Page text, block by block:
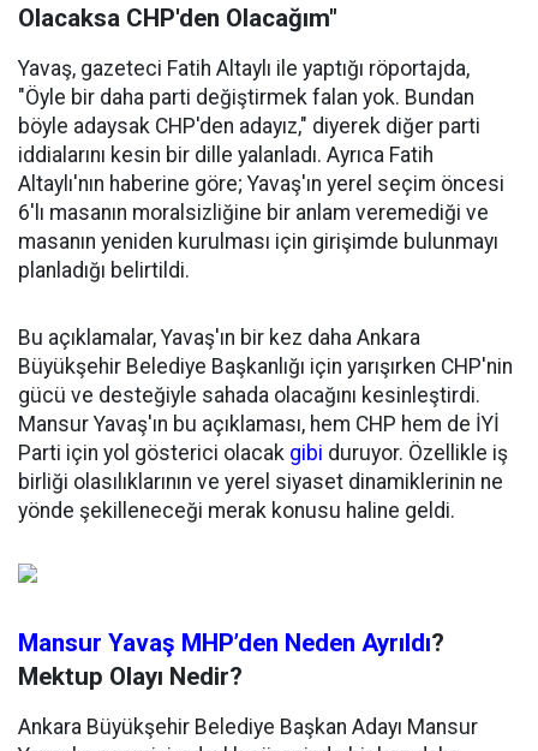
Olacaksa CHP'den Olacağım"
Yavaş, gazeteci Fatih Altaylı ile yaptığı röportajda,
"Öyle bir daha parti değiştirmek falan yok. Bundan
böyle adaysak CHP'den adayız," diyerek diğer parti
iddialarını kesin bir dille yalanladı. Ayrıca Fatih
Altaylı'nın haberine göre; Yavaş'ın yerel seçim öncesi
6'lı masanın moralsizliğine bir anlam veremediği ve
masanın yeniden kurulması için girişimde bulunmayı
planladığı belirtildi.
Bu açıklamalar, Yavaş'ın bir kez daha Ankara
Büyükşehir Belediye Başkanlığı için yarışırken CHP'nin
gücü ve desteğiyle sahada olacağını kesinleştirdi.
Mansur Yavaş'ın bu açıklaması, hem CHP hem de İYİ
Parti için yol gösterici olacak gibi duruyor. Özellikle iş
birliği olasılıklarının ve yerel siyaset dinamiklerinin ne
yönde şekilleneceği merak konusu haline geldi.
Mansur Yavaş MHP’den Neden Ayrıldı?
Mektup Olayı Nedir?
Ankara Büyükşehir Belediye Başkan Adayı Mansur